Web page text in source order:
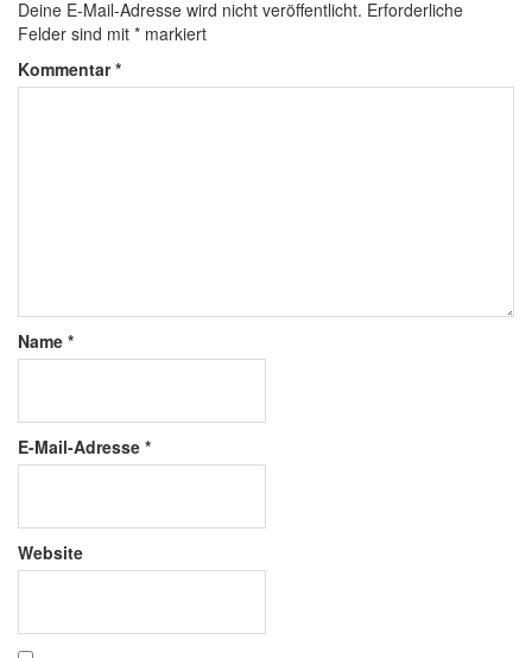
Deine E-Mail-Adresse wird nicht veröffentlicht. Erforderliche
Felder sind mit * markiert
Kommentar*
Name *
E-Mail-Adresse *
Website